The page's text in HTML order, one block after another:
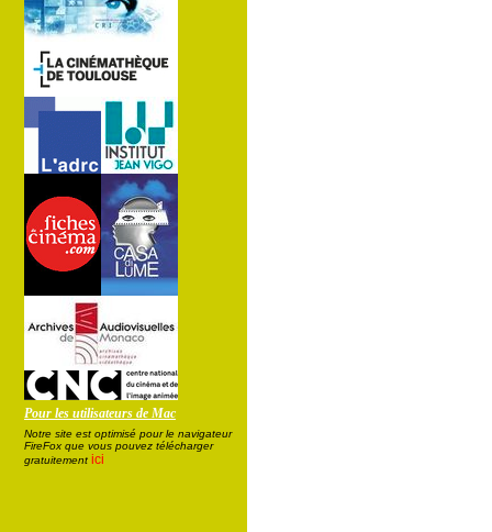
Pour les utilisateurs de Mac
Notre site est optimisé pour le navigateur
FireFox que vous pouvez télécharger
gratuitement ici